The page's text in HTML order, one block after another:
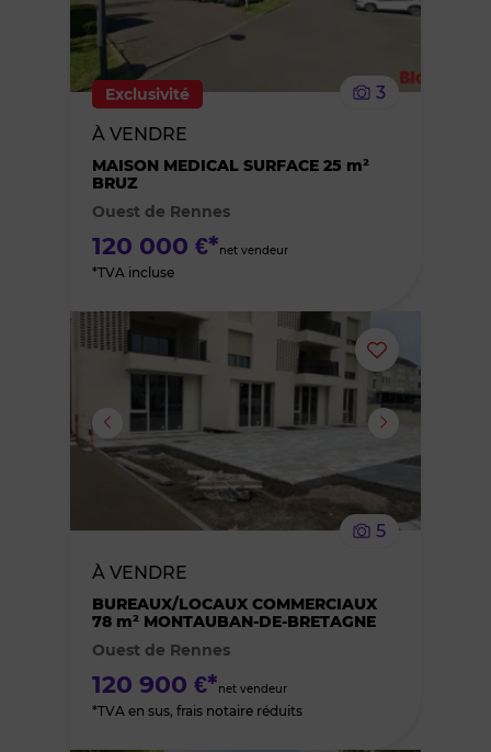
supprimer
Exclusivité
3
À VENDRE
MAISON MEDICAL SURFACE 25 m²
BRUZ
Ouest de Rennes
120 000 €*net vendeur
*TVA incluse
Ajouter
ou
supprimer
le
5
À VENDRE
BUREAUX/LOCAUX COMMERCIAUX
78 m² MONTAUBAN-DE-BRETAGNE
Ouest de Rennes
120 900 €*net vendeur
*TVA en sus, frais notaire réduits